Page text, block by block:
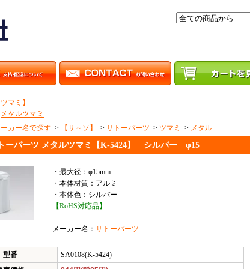
ツマミ】
メタルツマミ
ーカー名で探す > 【サ～ソ】 > サトーパーツ > ツマミ > メタル
ーパーツ メタルツマミ【K-5424】 シルバー φ15
・最大径：φ15mm
・本体材質：アルミ
・本体色：シルバー
【RoHS対応品】
メーカー名： サトーパーツ
型番
SA0108(K-5424)